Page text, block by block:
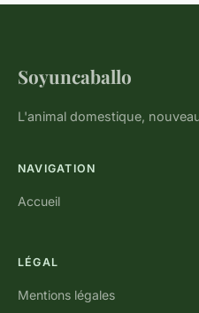
Soyuncaballo
L'animal domestique,
NAVIGATION
Accueil
LÉGAL
Mentions légales